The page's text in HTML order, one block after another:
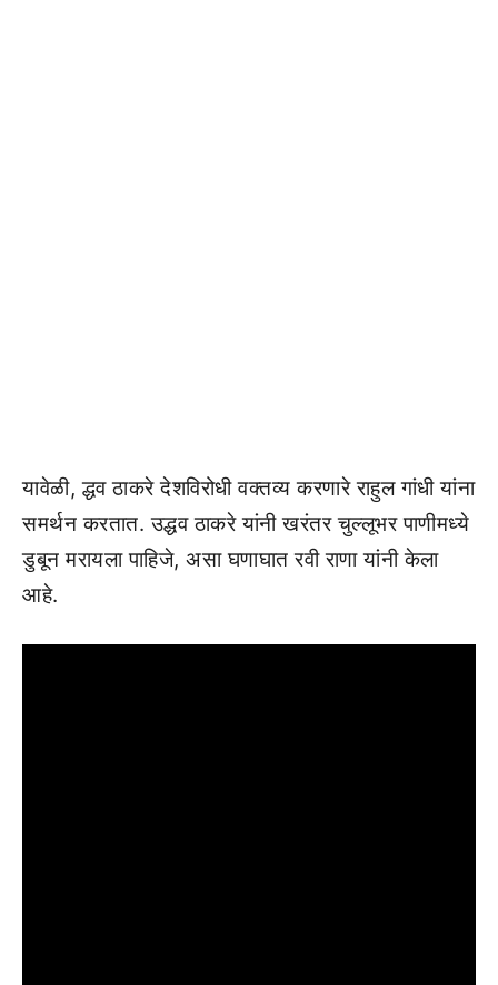
यावेळी, द्धव ठाकरे देशविरोधी वक्तव्य करणारे राहुल गांधी यांना
समर्थन करतात. उद्धव ठाकरे यांनी खरंतर चुल्लूभर पाणीमध्ये
डुबून मरायला पाहिजे, असा घणाघात रवी राणा यांनी केला
आहे.